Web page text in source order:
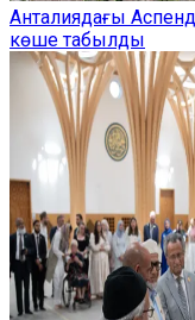
Анталиядағы
көше табылды